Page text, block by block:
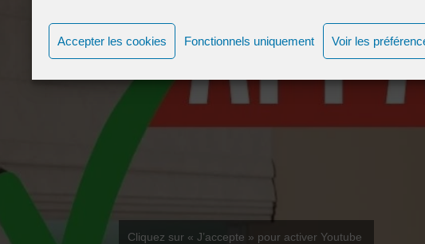
Accepter les cookies Fonctionnels uniquement Voir les
Cliquez sur « J’accepte » pour activer Youtube